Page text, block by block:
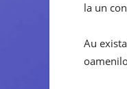
la un
Au